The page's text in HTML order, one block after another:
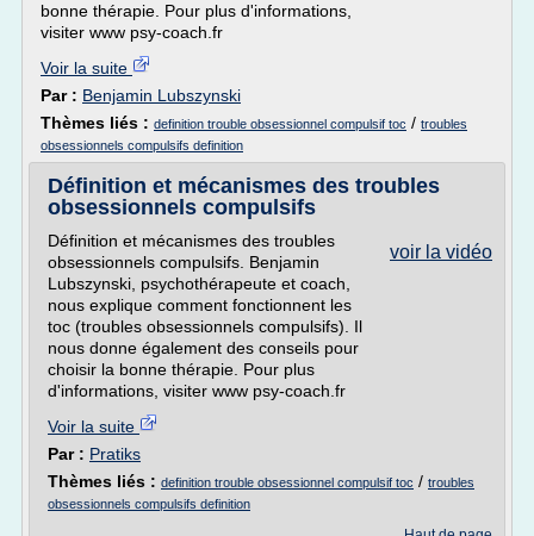
bonne thérapie. Pour plus d'informations,
visiter www psy-coach.fr
Voir la suite
Par : Benjamin Lubszynski
Thèmes liés : definition trouble obsessionnel compulsif toc / troubles
obsessionnels compulsifs definition
Définition et mécanismes des troubles
obsessionnels compulsifs
voir la vidéo
Définition et mécanismes des troubles
obsessionnels compulsifs. Benjamin
Lubszynski, psychothérapeute et coach,
nous explique comment fonctionnent les
toc (troubles obsessionnels compulsifs). Il
nous donne également des conseils pour
choisir la bonne thérapie. Pour plus
d'informations, visiter www psy-coach.fr
Voir la suite
Par : Pratiks
Thèmes liés : definition trouble obsessionnel compulsif toc / troubles
obsessionnels compulsifs definition